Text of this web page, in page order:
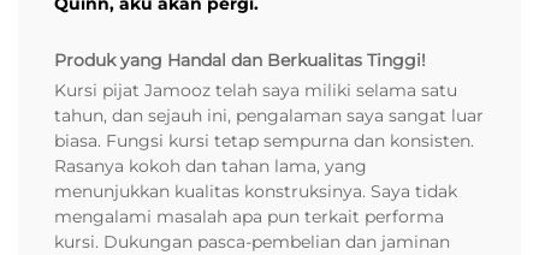
Produk yang Handal dan Berkualitas Tinggi!
Kursi pijat Jamooz telah saya miliki selama satu
tahun, dan sejauh ini, pengalaman saya sangat luar
biasa. Fungsi kursi tetap sempurna dan konsisten.
Rasanya kokoh dan tahan lama, yang
menunjukkan kualitas konstruksinya. Saya tidak
mengalami masalah apa pun terkait performa
kursi. Dukungan pasca-pembelian dan jaminan